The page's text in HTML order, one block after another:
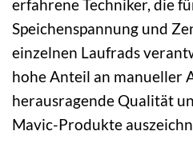
erfahrene Techniker, die
Speichenspannung und
einzelnen Laufrads
hohe Anteil an manueller
herausragende Qualität
Mavic-Produkte